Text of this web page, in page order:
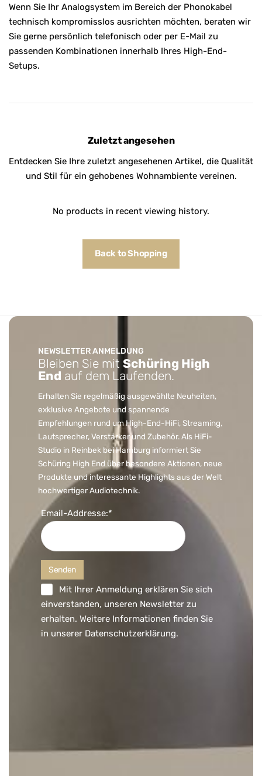
Wenn Sie Ihr Analogsystem im Bereich der Phonokabel
technisch kompromisslos ausrichten möchten, beraten wir
Sie gerne persönlich telefonisch oder per E-Mail zu
passenden Kombinationen innerhalb Ihres High-End-
Setups.
Zuletzt angesehen
Entdecken Sie Ihre zuletzt angesehenen Artikel, die Qualität
und Stil für ein gehobenes Wohnambiente vereinen.
No products in recent viewing history.
Back to Shopping
NEWSLETTER ANMELDUNG
Bleiben Sie mit Schüring High
End auf dem Laufenden.
Erhalten Sie regelmäßig ausgewählte Neuheiten,
exklusive Angebote und spannende
Empfehlungen rund um High-End-HiFi, Streaming,
Lautsprecher, Verstärker und Zubehör. Als HiFi-
Studio in Reinbek bei Hamburg informiert Sie
Schüring High End über besondere Aktionen, neue
Produkte und interessante Highlights aus der Welt
hochwertiger Audiotechnik.
Email-Addresse:*
Mit Ihrer Anmeldung erklären Sie sich
einverstanden, unseren Newsletter zu
erhalten. Weitere Informationen finden Sie
in unserer Datenschutzerklärung.